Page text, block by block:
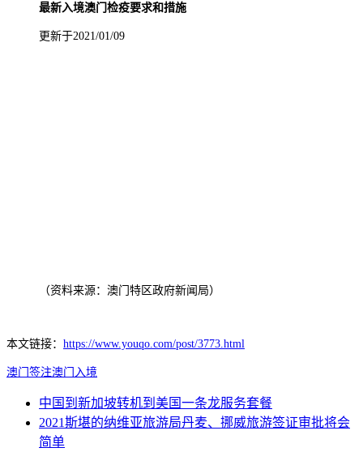
最新入境澳门检疫要求和措施
更新于2021/01/09
（资料来源：澳门特区政府新闻局）
本文链接： https://www.youqo.com/post/3773.html
澳门签注澳门入境
中国到新加坡转机到美国一条龙服务套餐
2021斯堪的纳维亚旅游局丹麦、挪威旅游签证审批将会
简单